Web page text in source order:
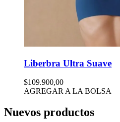
Liberbra Ultra Suave
$109.900,00
AGREGAR A LA BOLSA
Nuevos productos